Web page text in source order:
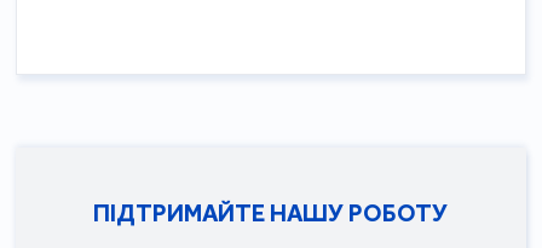
ПІДТРИМАЙТЕ НАШУ РОБОТУ